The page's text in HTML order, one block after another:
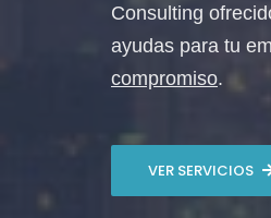
Consulting
ayudas para tu
compromiso.
VER SERVICIOS